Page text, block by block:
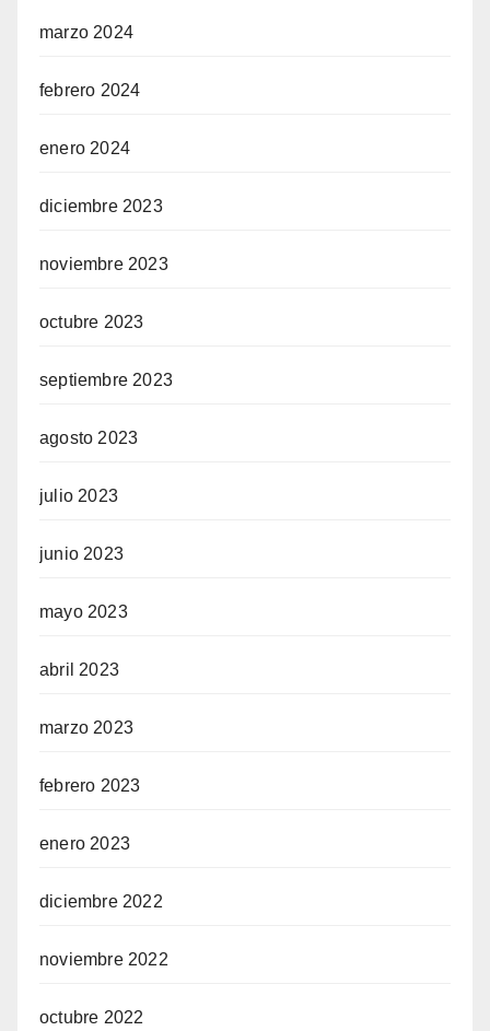
marzo 2024
febrero 2024
enero 2024
diciembre 2023
noviembre 2023
octubre 2023
septiembre 2023
agosto 2023
julio 2023
junio 2023
mayo 2023
abril 2023
marzo 2023
febrero 2023
enero 2023
diciembre 2022
noviembre 2022
octubre 2022